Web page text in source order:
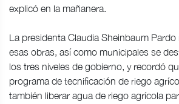
explicó en la mañanera.
La presidenta Claudia Sheinbaum
esas obras, así como municipales se
los tres niveles de gobierno, y recordó
programa de tecnificación de riego
también liberar agua de riego agrícola